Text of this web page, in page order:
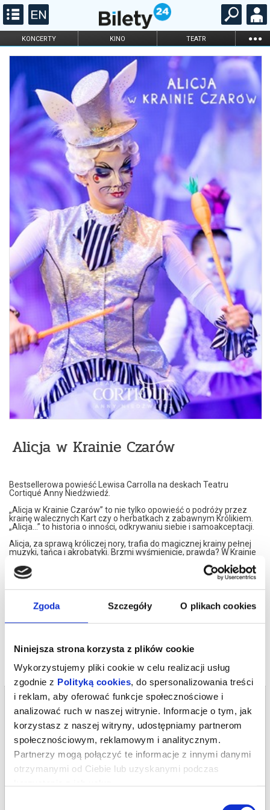
Zgoda Szczegóły O plikach cookies
Niniejsza strona korzysta z plików cookie
Wykorzystujemy pliki cookie w celu realizacji usług
zgodnie z Polityką cookies, do spersonalizowania treści
i reklam, aby oferować funkcje społecznościowe i
analizować ruch w naszej witrynie. Informacje o tym, jak
korzystasz z naszej witryny, udostępniamy partnerom
społecznościowym, reklamowym i analitycznym.
Partnerzy mogą połączyć te informacje z innymi danymi
otrzymanymi od Ciebie lub uzyskanymi podczas
KONCERTY KINO TEATR ...
FILHARMONIA OPERA I BALET
DLA DZIECI
ONLINE KARNETY
Alicja w Krainie Czarów
Bestsellerowa powieść Lewisa Carrolla na deskach Teatru
Cortiqué Anny Niedźwiedź.
„Alicja w Krainie Czarów” to nie tylko opowieść o podróży przez
krainę walecznych Kart czy o herbatkach z zabawnym Królikiem.
„Alicja…” to historia o inności, odkrywaniu siebie i samoakceptacji.
Alicja, za sprawą króliczej nory, trafia do magicznej krainy pełnej
muzyki, tańca i akrobatyki. Brzmi wyśmienicie, prawda? W Krainie
chcesz jej pomóc w tym starciu?
Bezpieczne zakupy w Bilety24. W przypadku odwołania
wydarzenia, gwarantujemy automatyczny zwrot środków
Bilety na termin:
16.11.2026 , g. 09:30 (poniedziałek)
16.11.2026 , g. 09:30
Teatr Cortique Anny Niedźwiedź
od 100,00 pln